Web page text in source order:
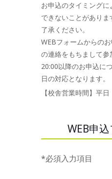
お申込のタイミング
できないことがあり
了承ください。
WEBフォームからの
の連絡をもちまして参
20:00以降のお申込に
日の対応となります。
【校舎営業時間】平日
WEB申
*必須入力項目